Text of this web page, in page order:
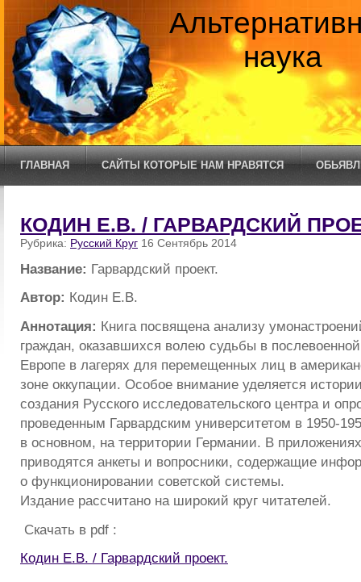
наука
ГЛАВНАЯ САЙТЫ КОТОРЫЕ НАМ НРАВЯТСЯ
КОДИН Е.В. / ГАРВАРДСКИЙ
Рубрика: Русский Круг 16 Сентябрь 2014
Название: Гарвардский проект.
Автор: Кодин Е.В.
Аннотация: Книга посвящена анализу
граждан, оказавшихся волею судьбы в послевоенной
Европе в лагерях для перемещенных лиц в
зоне оккупации. Особое внимание уделяется
создания Русского исследовательского центра и
проведенным Гарвардским университетом в 1950-
в основном, на территории Германии. В приложениях
приводятся анкеты и вопросники, содержащие
о функционировании советской системы.
Издание рассчитано на широкий круг читателей.
Скачать в pdf :
Кодин Е.В. / Гарвардский проект.